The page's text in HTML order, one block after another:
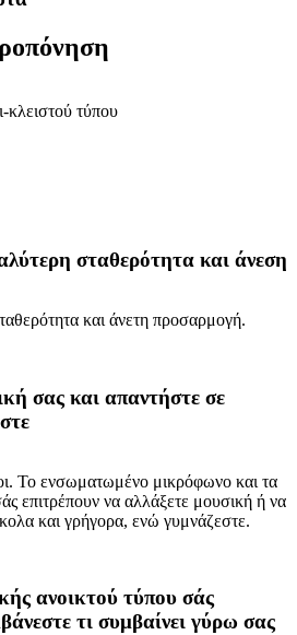
κλειστού τύπου
σταθερότητα και άνεση
και άνετη προσαρμογή.
σας και απαντήστε σε
Το ενσωματωμένο μικρόφωνο και τα
επιτρέπουν να αλλάξετε μουσική ή να
και γρήγορα, ενώ γυμνάζεστε.
ανοικτού τύπου σάς
τι συμβαίνει γύρω σας